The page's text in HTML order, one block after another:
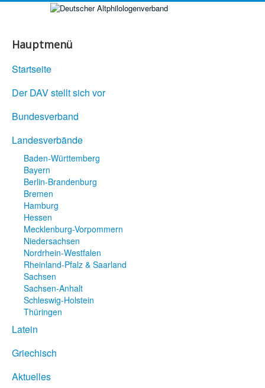
Hauptmenü
Startseite
Der DAV stellt sich vor
Bundesverband
Landesverbände
Baden-Württemberg
Bayern
Berlin-Brandenburg
Bremen
Hamburg
Hessen
Mecklenburg-Vorpommern
Niedersachsen
Nordrhein-Westfalen
Rheinland-Pfalz & Saarland
Sachsen
Sachsen-Anhalt
Schleswig-Holstein
Thüringen
Latein
Griechisch
Aktuelles